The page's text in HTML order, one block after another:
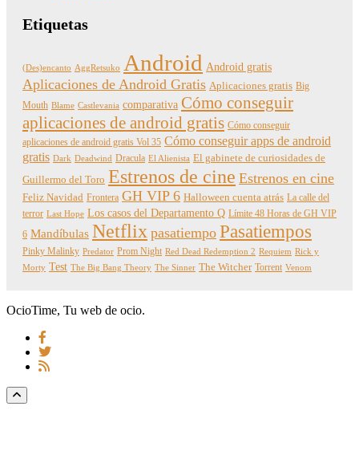
Etiquetas
(Des)encanto AggRetsuko Android Android gratis
Aplicaciones de Android Gratis Aplicaciones gratis Big
Mouth Blame Castlevania comparativa Cómo conseguir
aplicaciones de android gratis Cómo conseguir
aplicaciones de android gratis Vol 35 Cómo conseguir apps de android
gratis Dark Deadwind Dracula El Alienista El gabinete de curiosidades de
Guillermo del Toro Estrenos de cine Estrenos en cine
Feliz Navidad Frontera GH VIP 6 Halloween cuenta atrás La calle del
terror Last Hope Los casos del Departamento Q Límite 48 Horas de GH VIP
6 Mandíbulas Netflix pasatiempo Pasatiempos
Pinky Malinky Predator Prom Night Red Dead Redemption 2 Requiem Rick y
Morty Test The Big Bang Theory The Sinner The Witcher Torrent Venom
OcioTime, Tu web de ocio.